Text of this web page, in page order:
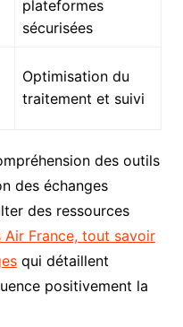
plateformes
sécurisées
Optimisation du
traitement et suivi
des outils
des échanges
des ressources
Air France, tout savoir
qui détaillent
positivement la